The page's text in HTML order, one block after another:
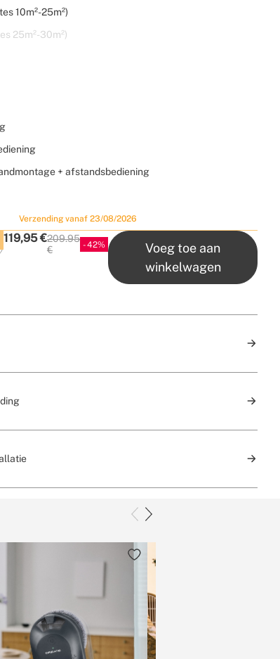
10m²-25m²)
25m²-30m²)
+ afstandsbediening
Verzending vanaf 23/08/2026
Vroege aankoop met korting
119,95 €
P.V.P
209.95
€
42
Voeg toe aan
winkelwagen